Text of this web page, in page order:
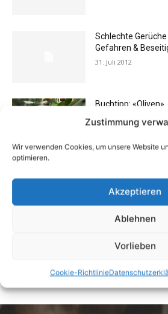
Zustimmung
Wir verwenden Cookies, um unsere Website
optimieren.
Akzeptieren
Ablehnen
Vorlieben
Cookie-Richtlinie
Schlechte
Gefahren &
31. Juli 2012
Buchtipp: «Oliven»
13. Januar 2021
24. April 2019